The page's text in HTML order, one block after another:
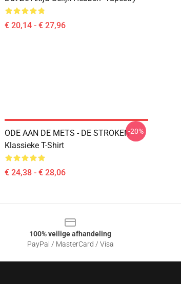
€ 20,14 - € 27,96
ODE AAN DE METS - DE STROKEN
Klassieke T-Shirt
€ 24,38 - € 28,06
-20%
100% veilige afhandeling
PayPal / MasterCard / Visa